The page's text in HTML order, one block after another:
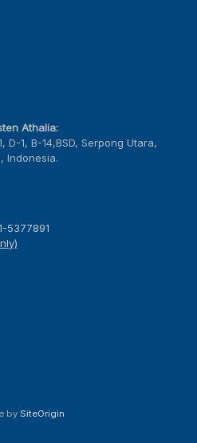
Athalia:
D-1, B-14,BSD, Serpong Utara,
Indonesia.
5377891
by SiteOrigin